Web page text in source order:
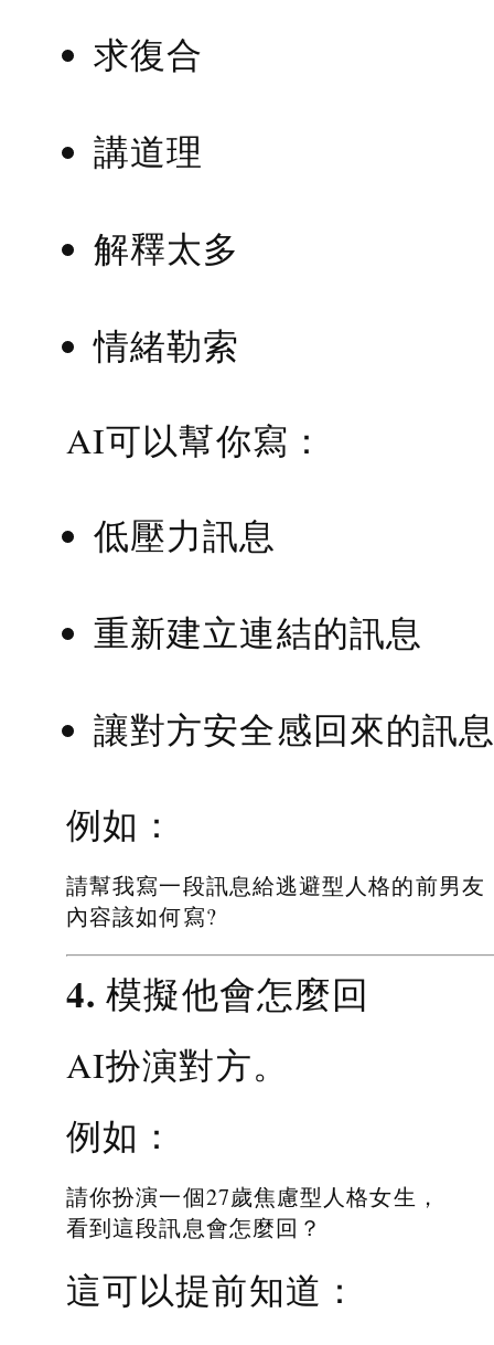
求復合
講道理
解釋太多
情緒勒索
AI可以幫你寫：
低壓力訊息
重新建立連結的訊息
讓對方安全感回來的訊
例如：
請幫我寫一段訊息給逃避型人格的前男友
內容該如何寫?
4. 模擬他會怎麼回
AI扮演對方。
例如：
請你扮演一個27歲焦慮型人格女生，
看到這段訊息會怎麼回？
這可以提前知道：